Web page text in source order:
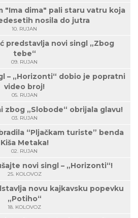
"Ima dima" pali staru vatru koja
nosila do jutra
10. RUJAN
predstavlja novi singl „Zbog
tebe“
09. RUJAN
– „Horizonti“ dobio je popratni
video broj!
05. RUJAN
zbog „Slobode“ obrijala glavu!
03. RUJAN
“Pljačkam turiste” benda
Kiša Metaka!
02. RUJAN
novi singl – „Horizonti“!
25. KOLOVOZ
novu kajkavsku popevku
„Potiho“
18. KOLOVOZ